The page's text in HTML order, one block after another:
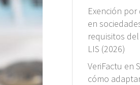
Exención
en
requisitos
LIS (2026)
VeriFactu en
cómo